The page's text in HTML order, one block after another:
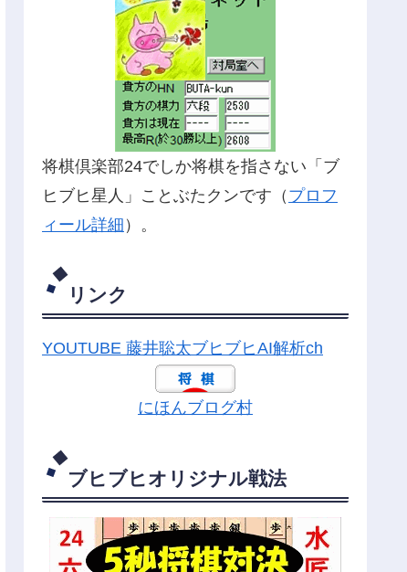
将棋倶楽部24でしか将棋を指さない「ブ
ヒブヒ星人」ことぶたクンです（ プロフ
ィール詳細 ）。
リンク
YOUTUBE 藤井聡太ブヒブヒAI解析ch
にほんブログ村
ブヒブヒオリジナル戦法